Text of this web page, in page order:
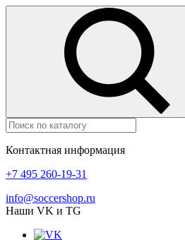
Контактная информация
+7 495 260-19-31
info@soccershop.ru
Наши VK и TG